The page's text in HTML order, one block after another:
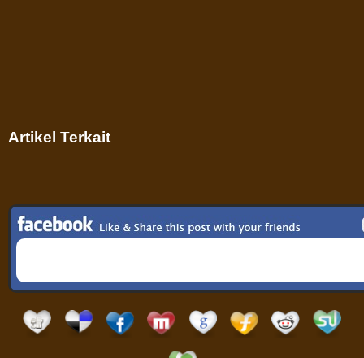
Artikel Terkait